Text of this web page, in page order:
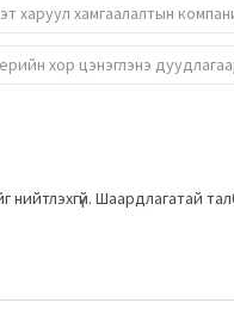
харуул хамгаалалтын
хор цэнэглэнэ
нийтлэхгүй. Шаардлагатай